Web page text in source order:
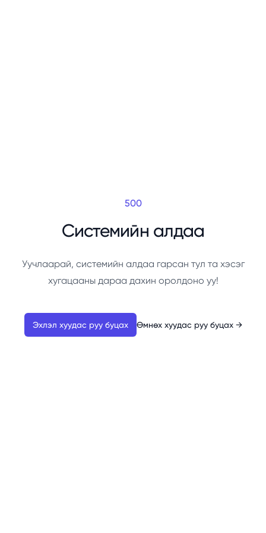
500
Системийн алдаа
Уучлаарай, системийн алдаа гарсан тул та хэсэг
хугацааны дараа дахин оролдоно уу!
Эхлэл хуудас руу буцах Өмнөх хуудас руу буцах →